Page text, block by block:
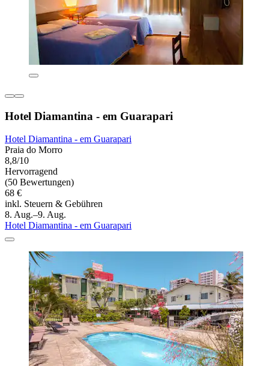
Hotel Diamantina - em Guarapari
Hotel Diamantina - em Guarapari
Praia do Morro
8,8/10
Hervorragend
(50 Bewertungen)
68 €
inkl. Steuern & Gebühren
8. Aug.–9. Aug.
Hotel Diamantina - em Guarapari